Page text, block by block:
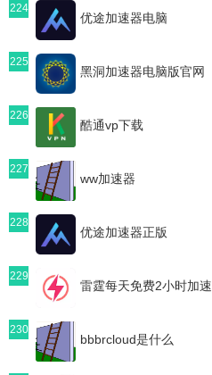
224
优途加速器电脑
225
黑洞加速器电脑版官网
226
酷通vp下载
227
ww加速器
228
优途加速器正版
229
雷霆每天免费2小时加速
230
bbbrcloud是什么